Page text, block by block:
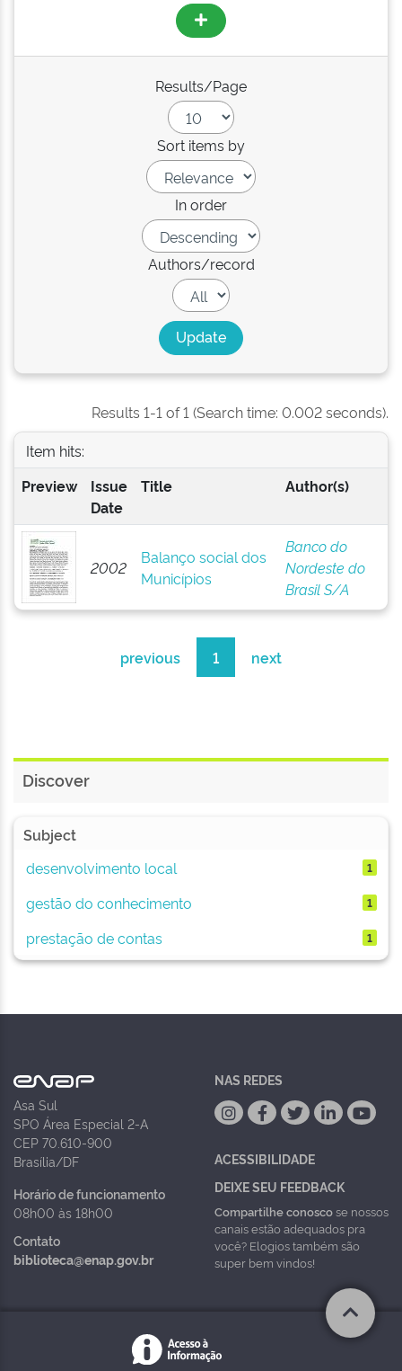
Results/Page
Sort items by
In order
Authors/record
Results 1-1 of 1 (Search time: 0.002 seconds).
Item hits:
Preview
Issue
Date
Title Author(s)
2002
Balanço social dos
Municípios
Banco do
Nordeste do
Brasil S/A
previous 1 next
Discover
Subject
desenvolvimento local
1
gestão do conhecimento 1
prestação de contas 1
Asa Sul
SPO Área Especial 2-A
CEP 70.610-900
Brasília/DF
Horário de funcionamento
08h00 às 18h00
Contato
biblioteca@enap.gov.br
NAS REDES
ACESSIBILIDADE
DEIXE SEU FEEDBACK
Compartilhe conoscose nossos
canais estão adequados pra
você? Elogios também são
super bem vindos!